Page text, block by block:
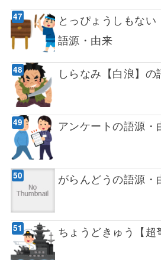
とっぴょうしもな
語源・由来
しらなみ【白浪】の
アンケートの語源・
がらんどうの語源・
ちょうどきゅう【